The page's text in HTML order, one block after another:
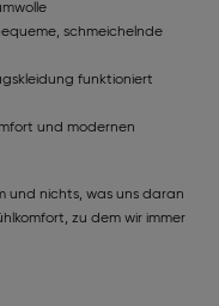
schmeichelnde
funktioniert
und modernen
und nichts, was uns daran
zu dem wir immer